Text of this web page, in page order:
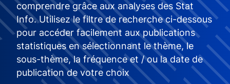
comprendre grâce aux analyses des Stat
Info. Utilisez le filtre de recherche ci-dessous
pour accéder facilement aux publications
statistiques en sélectionnant le thème, le
sous-thème, la fréquence et / ou la date de
publication de votre choix